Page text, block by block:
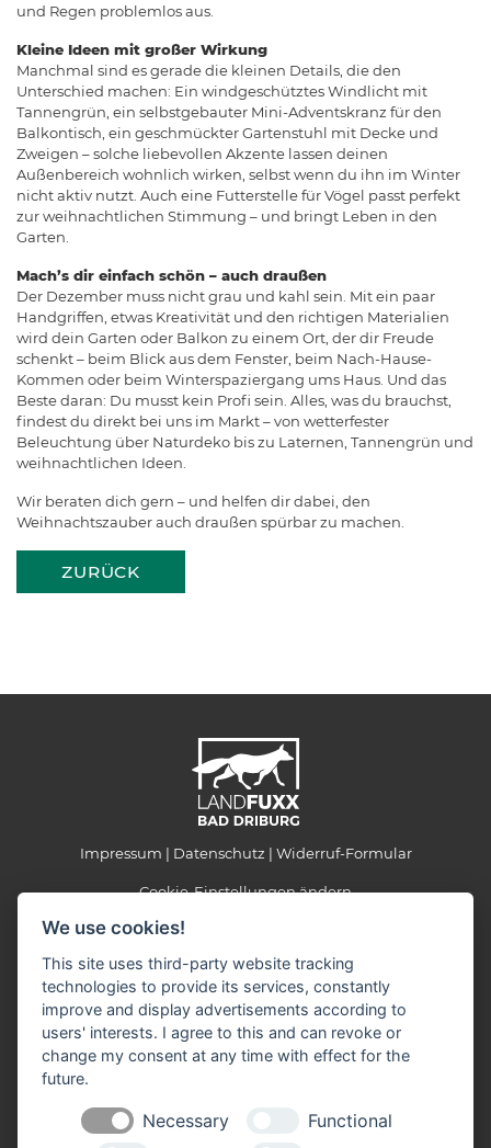
und Regen problemlos aus.
Kleine Ideen mit großer Wirkung
Manchmal sind es gerade die kleinen Details, die den
Unterschied machen: Ein windgeschütztes Windlicht mit
Tannengrün, ein selbstgebauter Mini-Adventskranz für den
Balkontisch, ein geschmückter Gartenstuhl mit Decke und
Zweigen – solche liebevollen Akzente lassen deinen
Außenbereich wohnlich wirken, selbst wenn du ihn im Winter
nicht aktiv nutzt. Auch eine Futterstelle für Vögel passt perfekt
zur weihnachtlichen Stimmung – und bringt Leben in den
Garten.
Mach’s dir einfach schön – auch draußen
Der Dezember muss nicht grau und kahl sein. Mit ein paar
Handgriffen, etwas Kreativität und den richtigen Materialien
wird dein Garten oder Balkon zu einem Ort, der dir Freude
schenkt – beim Blick aus dem Fenster, beim Nach-Hause-
Kommen oder beim Winterspaziergang ums Haus. Und das
Beste daran: Du musst kein Profi sein. Alles, was du brauchst,
findest du direkt bei uns im Markt – von wetterfester
Beleuchtung über Naturdeko bis zu Laternen, Tannengrün und
weihnachtlichen Ideen.
Wir beraten dich gern – und helfen dir dabei, den
Weihnachtszauber auch draußen spürbar zu machen.
ZURÜCK
Impressum Datenschutz Widerruf-Formular
Cookie-Einstellungen ändern
Konrad-Adenauer-Ring 2a
33014 Bad Driburg
Telefon: 05253 - 869 97 97
Telefax: 05253 - 869 97 99
E-Mail:
info(at)landfuxx-bad-driburg.de
Montag - Freitag: 09.00 - 18.30 Uhr
We use cookies!
This site uses third-party website tracking
technologies to provide its services, constantly
improve and display advertisements according to
users' interests. I agree to this and can revoke or
change my consent at any time with effect for the
future.
Necessary
Functional